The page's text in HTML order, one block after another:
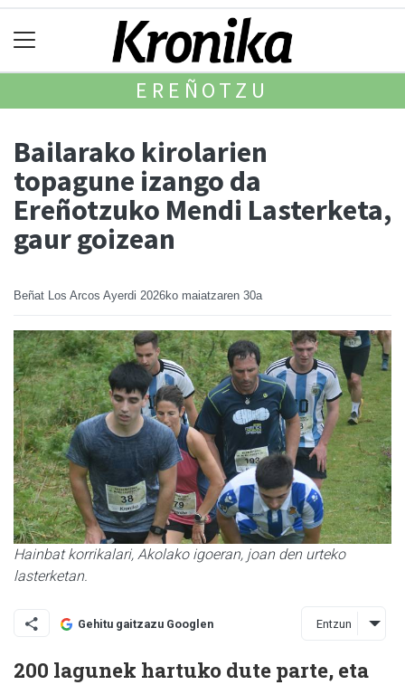
EREÑOTZU
Bailarako kirolarien
topagune izango da
Ereñotzuko Mendi Lasterketa,
gaur goizean
Beñat Los Arcos Ayerdi 2026ko maiatzaren 30a
Hainbat korrikalari, Akolako igoeran, joan den urteko
lasterketan.
Gehitu gaitzazu Googlen Entzun
200 lagunek hartuko dute parte, eta